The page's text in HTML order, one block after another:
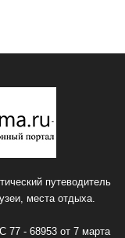
путеводитель
места отдыха.
- 68953 от 7 марта